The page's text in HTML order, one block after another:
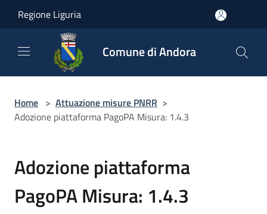
Regione Liguria
Comune di Andora
Home > Attuazione misure PNRR >
Adozione piattaforma PagoPA Misura: 1.4.3
Adozione piattaforma
PagoPA Misura: 1.4.3